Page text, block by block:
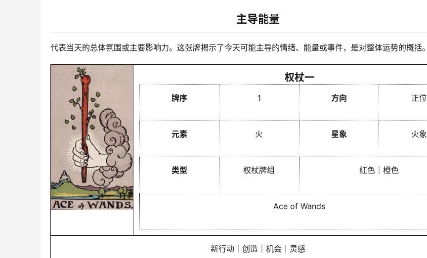
主导能量
代表当天的总体氛围或主要影响力。这张牌揭示了今天可能主导的情绪、能量或事件，是对整体运势的概括。
权杖一
牌序 1 方向 正位
元素 火 星象 火象
类型 权杖牌组 红色｜橙色
Ace of Wands
新行动｜创造｜机会｜灵感